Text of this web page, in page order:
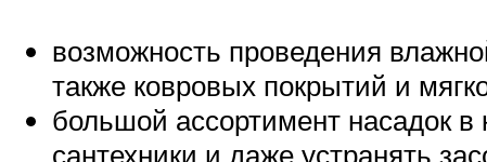
возможность проведения
также ковровых покрытий и
большой ассортимент насадок
сантехники и даже устранять